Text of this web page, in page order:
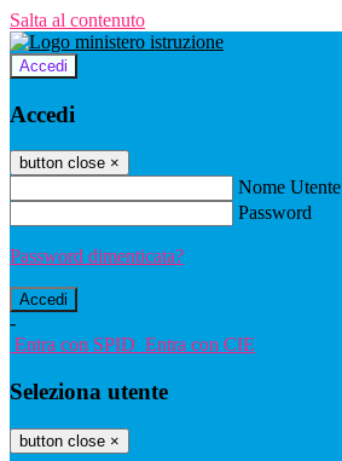
Salta al contenuto
Accedi
Accedi
button close ×
Nome Utente
Password
Password dimenticata?
-
Entra con SPID Entra con CIE
Seleziona utente
button close ×